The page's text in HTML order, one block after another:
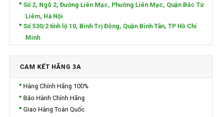
Số 2, Ngõ 2, Đường Liên Mạc, Phường Liên Mạc, Quận Bắc Từ
Liêm, Hà Nội
Số 530/2 tỉnh lộ 10, Bình Trị Đông, Quận Bình Tân, TP Hồ Chí
Minh
CAM KẾT HÃNG 3A
Hàng Chính Hãng 100%
Bảo Hành Chính Hãng
Giao Hàng Toàn Quốc